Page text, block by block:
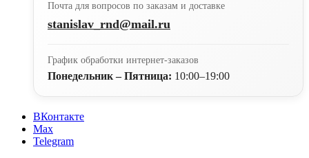
Почта для вопросов по заказам и доставке
stanislav_rnd@mail.ru
График обработки интернет-заказов
Понедельник – Пятница: 10:00–19:00
ВКонтакте
Max
Telegram